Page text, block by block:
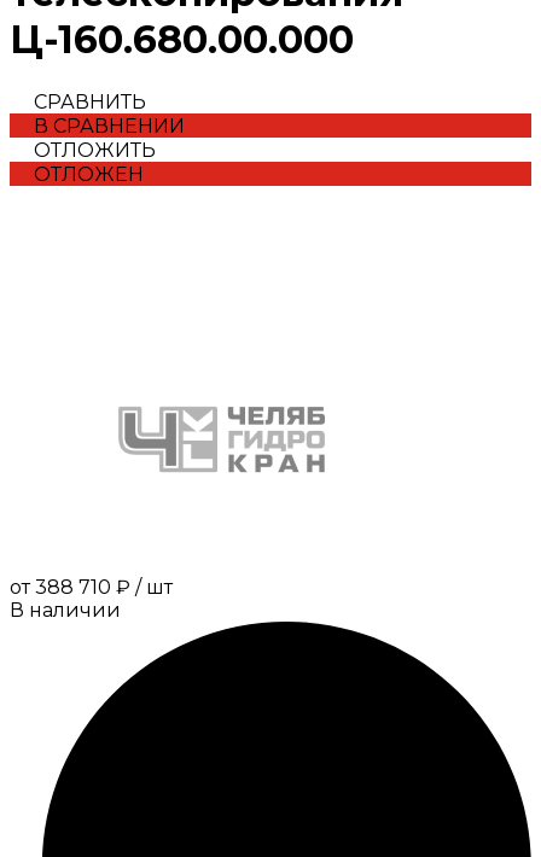
Ц-160.680.00.000
СРАВНИТЬ
В СРАВНЕНИИ
ОТЛОЖИТЬ
ОТЛОЖЕН
от 388 710 ₽ / шт
В наличии